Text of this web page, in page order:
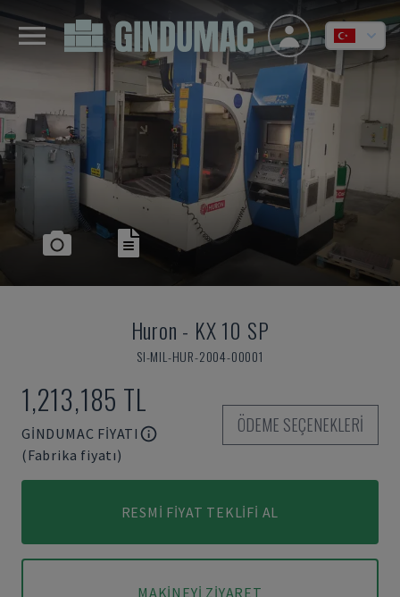
Huron - KX 10 SP
SI-MIL-HUR-2004-00001
1,213,185 TL
GINDUMAC FIYATI
(Fabrika fiyatı)
ÖDEME SEÇENEKLERI
RESMI FIYAT TEKLIFI AL
MAKINEYI ZIYARET